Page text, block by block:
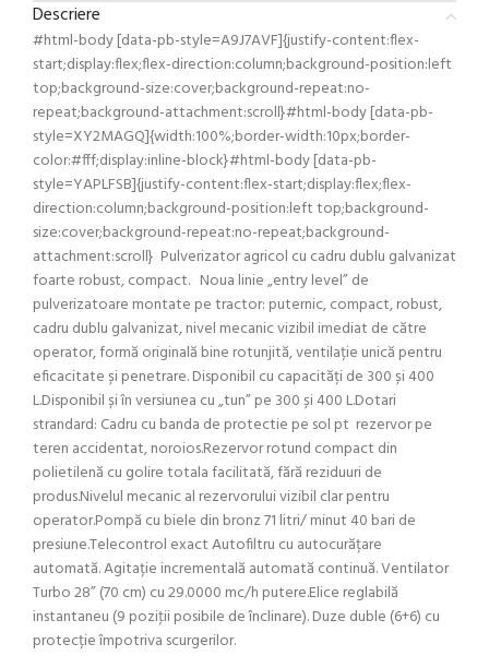
Descriere
#html-body [data-pb-style=A9J7AVF]{justify-content:flex-
start;display:flex;flex-direction:column;background-position:left
top;background-size:cover;background-repeat:no-
repeat;background-attachment:scroll}#html-body [data-pb-
style=XY2MAGQ]{width:100%;border-width:10px;border-
color:#fff;display:inline-block}#html-body [data-pb-
style=YAPLFSB]{justify-content:flex-start;display:flex;flex-
direction:column;background-position:left top;background-
size:cover;background-repeat:no-repeat;background-
attachment:scroll} Pulverizator agricol cu ​​cadru dublu galvanizat
foarte robust, compact. Noua linie „entry level” de
pulverizatoare montate pe tractor: puternic, compact, robust,
cadru dublu galvanizat, nivel mecanic vizibil imediat de către
operator, formă originală bine rotunjită, ventilație unică pentru
eficacitate și penetrare. Disponibil cu capacități de 300 și 400
L.Disponibil și în versiunea cu „tun” pe 300 și 400 L.Dotari
strandard: Cadru cu banda de protectie pe sol pt rezervor pe
teren accidentat, noroios.Rezervor rotund compact din
polietilenă cu golire totala facilitată, fără reziduuri de
produs.Nivelul mecanic al rezervorului vizibil clar pentru
operator.Pompă cu biele din bronz 71 litri/ minut 40 bari de
presiune.Telecontrol exact Autofiltru cu autocurățare
automată. Agitație incrementală automată continuă. Ventilator
Turbo 28” (70 cm) cu 29.0000 mc/h putere.Elice reglabilă
instantaneu (9 poziţii posibile de înclinare). Duze duble (6+6) cu
protecție împotriva scurgerilor.